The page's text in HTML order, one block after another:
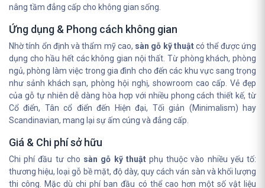
nâng tầm đẳng cấp cho không gian sống.
Ứng dụng & Phong cách không gian
Nhờ tính ổn định và thẩm mỹ cao, sàn gỗ kỹ thuậtcó thể được ứng
dụng cho hầu hết các không gian nội thất. Từ phòng khách, phòng
ngủ, phòng làm việc trong gia đình cho đến các khu vực sang trọng
như sảnh khách sạn, phòng hội nghị, showroom cao cấp. Vẻ đẹp
của gỗ tự nhiên dễ dàng hòa hợp với nhiều phong cách thiết kế, từ
Cổ điển, Tân cổ điển đến Hiện đại, Tối giản (Minimalism) hay
Scandinavian, mang lại sự ấm cúng và đẳng cấp.
Giá & Chi phí sở hữu
Chi phí đầu tư cho sàn gỗ kỹ thuậtphụ thuộc vào nhiều yếu tố:
thương hiệu, loại gỗ bề mặt, độ dày, quy cách ván sàn và khối lượng
thi công. Mặc dù chi phí ban đầu có thể cao hơn một số vật liệu